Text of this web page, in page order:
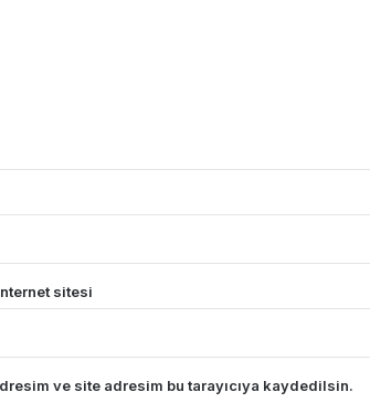
sitesi
ve site adresim bu tarayıcıya kaydedilsin.